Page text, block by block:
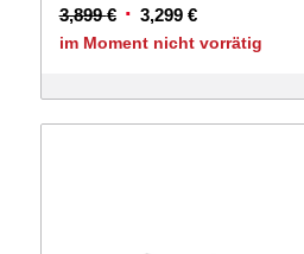
3,899€ Ursprünglicher
Preis
3,899 €
3,299 €Aktueller
Preis
3,299 €.
im Moment nicht vorrätig